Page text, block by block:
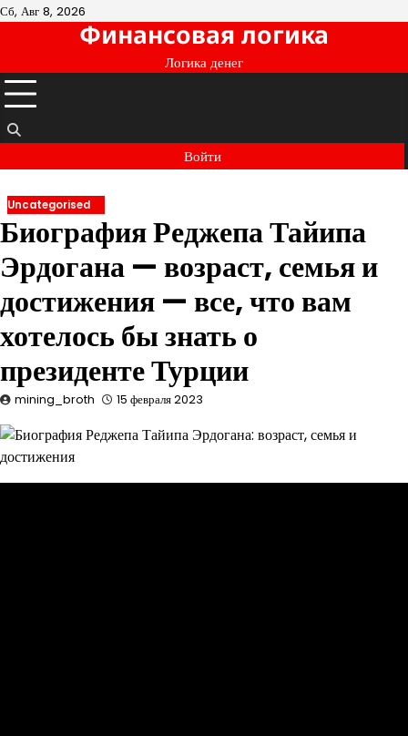
Перейти
Сб, Авг 8, 2026
Финансовая логика
Логика денег
Войти
Uncategorised
Биография Реджепа Тайипа
Эрдогана — возраст, семья и
достижения — все, что вам
хотелось бы знать о
президенте Турции
mining_broth 15 февраля 2023